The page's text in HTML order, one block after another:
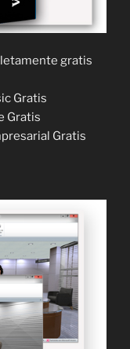
gratis
Gratis
Gratis
Gratis